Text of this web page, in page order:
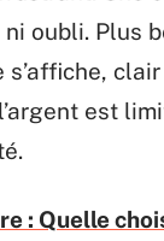
oubli. Plus
est
: Quelle